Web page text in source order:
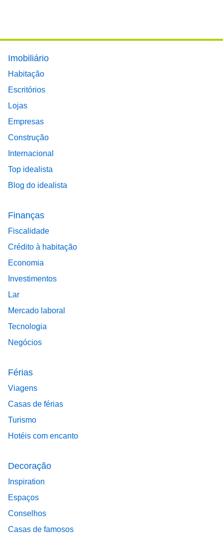
Footer main menu
Imobiliário
Habitação
Escritórios
Lojas
Empresas
Construção
Internacional
Top idealista
Blog do idealista
Finanças
Fiscalidade
Crédito à habitação
Economia
Investimentos
Lar
Mercado laboral
Tecnologia
Negócios
Férias
Viagens
Casas de férias
Turismo
Hotéis com encanto
Decoração
Inspiration
Espaços
Conselhos
Casas de famosos